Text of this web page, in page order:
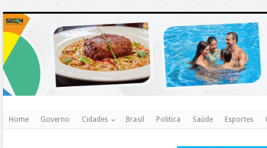
Home Governo Cidades Brasil Politica Saúde Esportes